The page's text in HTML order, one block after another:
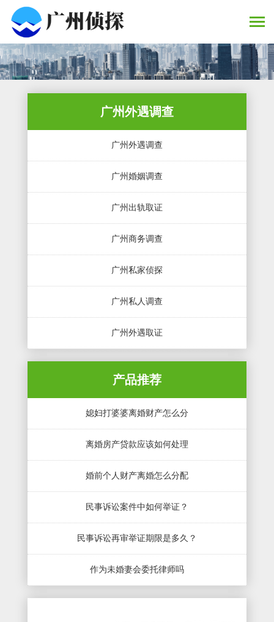
广州外遇调查
广州外遇调查
广州婚姻调查
广州出轨取证
广州商务调查
广州私家侦探
广州私人调查
广州外遇取证
产品推荐
媳妇打婆婆离婚财产怎么分
离婚房产贷款应该如何处理
婚前个人财产离婚怎么分配
民事诉讼案件中如何举证？
民事诉讼再审举证期限是多久？
作为未婚妻会委托律师吗